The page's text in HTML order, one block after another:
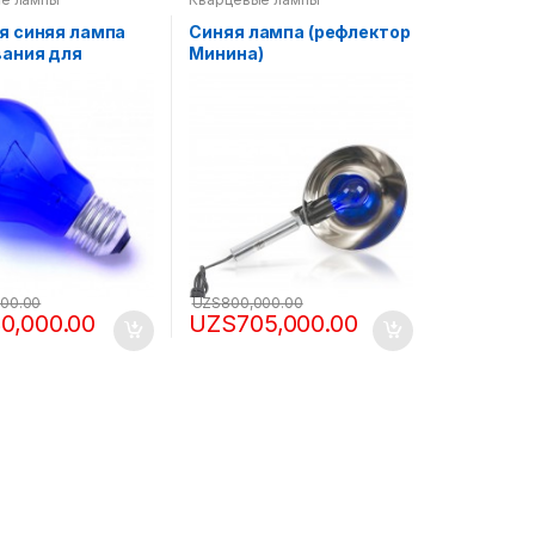
синяя лампа
для
Синяя лампа (рефлектор
Минина)
UZS705,000.00
UZS800,000.00